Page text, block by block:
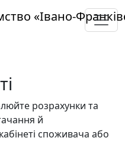
розрахунки та
й
споживача або